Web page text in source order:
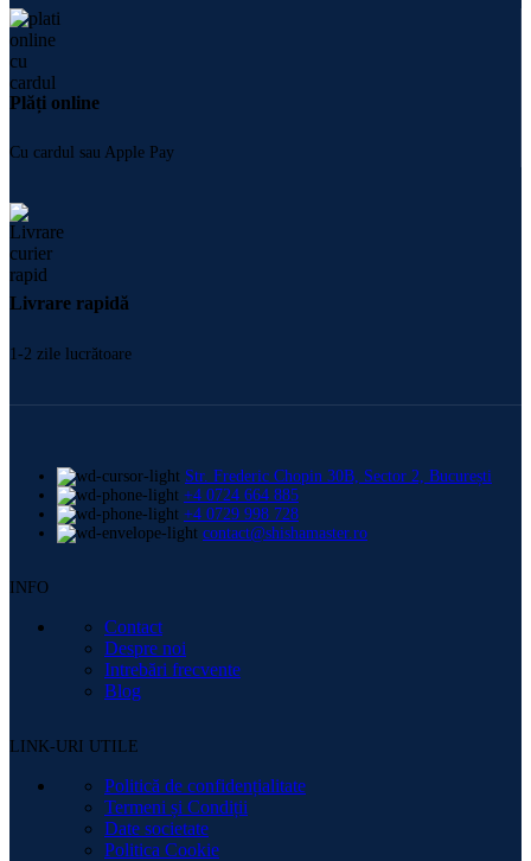
Plăți online
Cu cardul sau Apple Pay
Livrare rapidă
1-2 zile lucrătoare
Str. Frederic Chopin 30B, Sector 2, București
+4 0724 664 885
+4 0729 998 728
contact@shishamaster.ro
INFO
Contact
Despre noi
Intrebări frecvente
Blog
LINK-URI UTILE
Politică de confidențialitate
Termeni și Condiții
Date societate
Politica Cookie